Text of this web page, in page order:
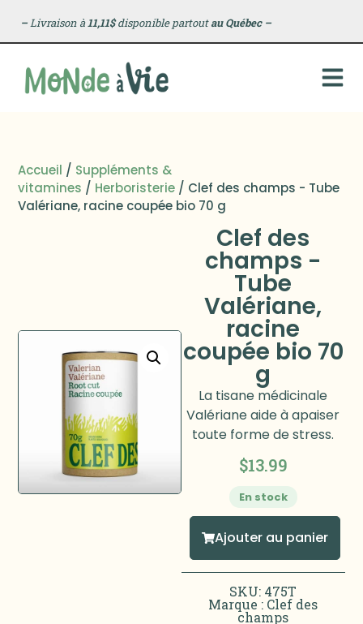
–Livraison à11,11$disponible partoutau Québec –
Accueil / Suppléments &
vitamines / Herboristerie / Clef des champs - Tube
Valériane, racine coupée bio 70 g
Clef des
champs -
Tube
Valériane,
racine
coupée bio 70
g
La tisane médicinale
Valériane aide à apaiser
toute forme de stress.
$13.99
En stock
Ajouter au panier
SKU: 475T
Marque : Clef des
champs